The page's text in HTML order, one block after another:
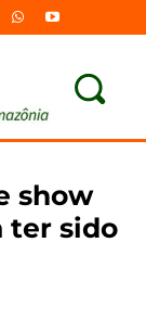
show
ter sido